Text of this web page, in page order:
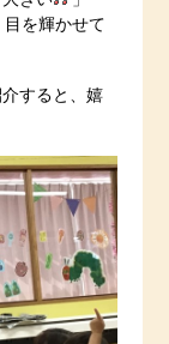
目を輝かせて
すると、嬉